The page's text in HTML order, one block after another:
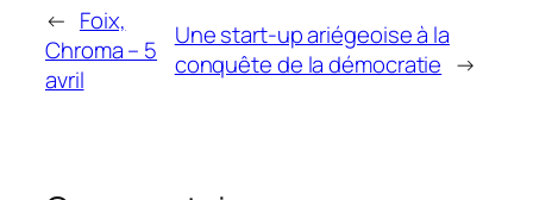
← Foix,
Chroma – 5
avril
Une start-up ariégeoise à la
conquête de la démocratie →